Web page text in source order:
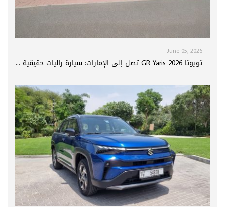
June 05, 2026
تويوتا GR Yaris 2026 تصل إلى الإمارات: سيارة راليات حقيقية ...